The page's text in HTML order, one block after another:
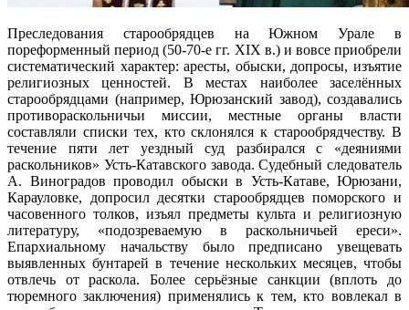
Преследования старообрядцев на Южном Урале в
пореформенный период (50-70-е гг. XIX в.) и вовсе приобрели
систематический характер: аресты, обыски, допросы, изъятие
религиозных ценностей. В местах наиболее заселённых
старообрядцами (например, Юрюзанский завод), создавались
противораскольничьи миссии, местные органы власти
составляли списки тех, кто склонялся к старообрядчеству. В
течение пяти лет уездный суд разбирался с «деяниями
раскольников» Усть-Катавского завода. Судебный следователь
А. Виноградов проводил обыски в Усть-Катаве, Юрюзани,
Карауловке, допросил десятки старообрядцев поморского и
часовенного толков, изъял предметы культа и религиозную
литературу, «подозреваемую в раскольничьей ереси».
Епархиальному начальству было предписано увещевать
выявленных бунтарей в течение нескольких месяцев, чтобы
отвлечь от раскола. Более серьёзные санкции (вплоть до
тюремного заключения) применялись к тем, кто вовлекал в